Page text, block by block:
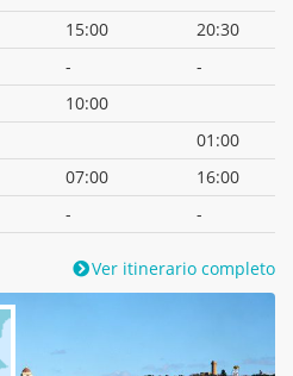
15:00
20:30
-
-
10:00
01:00
07:00
16:00
- -
Ver itinerario completo